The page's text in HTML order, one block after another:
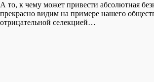
А то, к чему может привести абсолютная
прекрасно видим на примере нашего
отрицательной селекцией…